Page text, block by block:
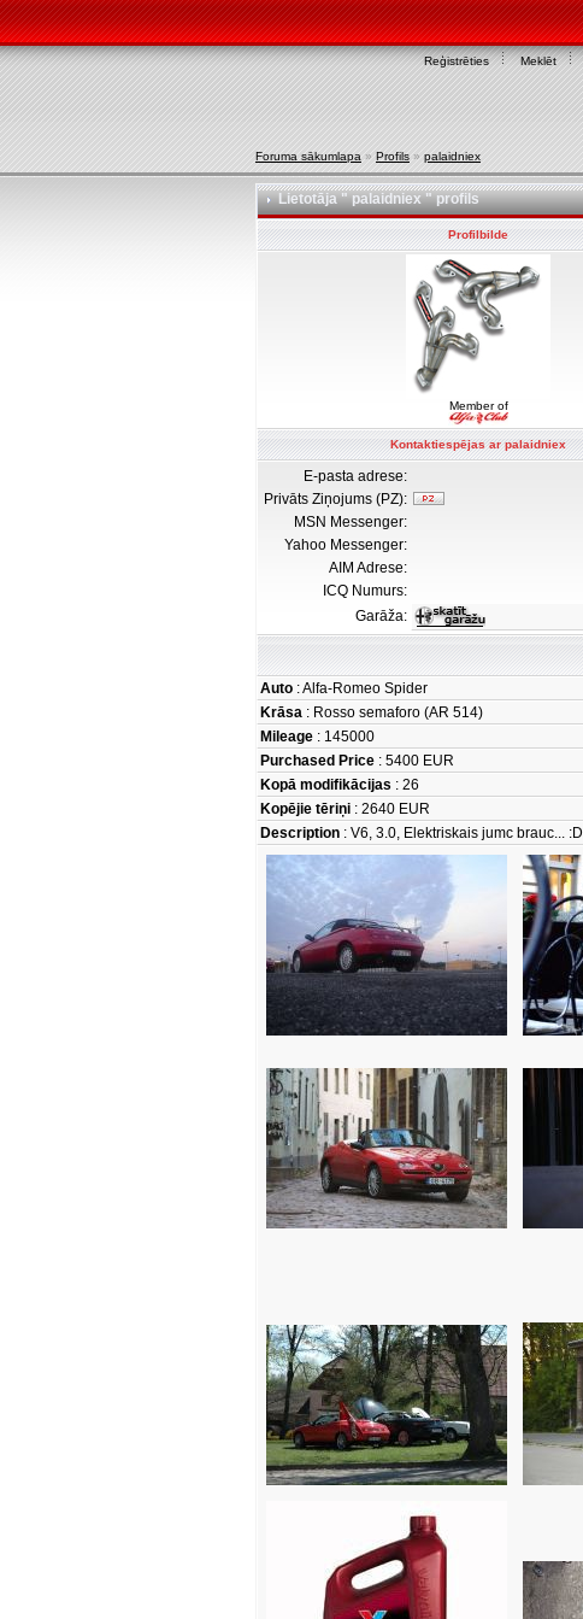
Reģistrēties Meklēt
Foruma sākumlapa » Profils » palaidniex
Lietotāja " palaidniex " profils
Profilbilde
Member of
Kontaktiespējas ar palaidniex
E-pasta adrese:
Privāts Ziņojums (PZ):
MSN Messenger:
Yahoo Messenger:
AIM Adrese:
ICQ Numurs:
Garāža:
Auto : Alfa-Romeo Spider
Krāsa : Rosso semaforo (AR 514)
Mileage : 145000
Purchased Price : 5400 EUR
Kopā modifikācijas : 26
Kopējie tēriņi : 2640 EUR
Description : V6, 3.0, Elektriskais jumc brauc... :D